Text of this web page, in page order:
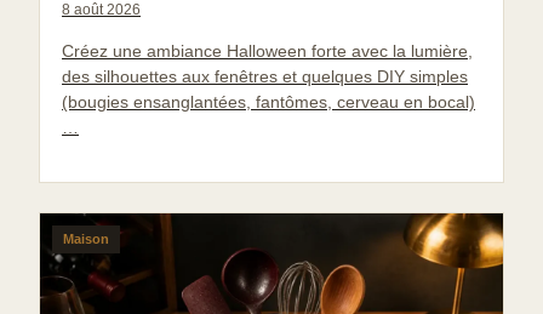
8 août 2026
Créez une ambiance Halloween forte avec la lumière,
des silhouettes aux fenêtres et quelques DIY simples
(bougies ensanglantées, fantômes, cerveau en bocal)
…
Maison